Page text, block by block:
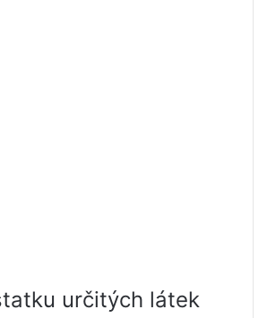
určitých látek